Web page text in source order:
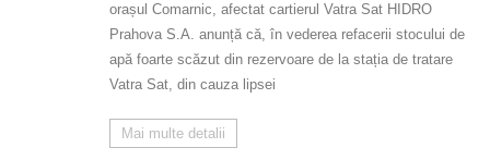
Guvernanță Corporativă
Informații de interes public
orașul Comarnic, afectat cartierul Vatra Sat HIDRO
Prahova S.A. anunță că, în vederea refacerii stocului de
apă foarte scăzut din rezervoare de la stația de tratare
Vatra Sat, din cauza lipsei
Mai multe detalii